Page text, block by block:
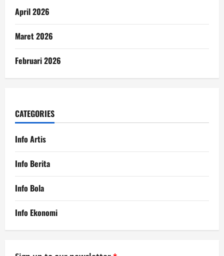
April 2026
Maret 2026
Februari 2026
CATEGORIES
Info Artis
Info Berita
Info Bola
Info Ekonomi